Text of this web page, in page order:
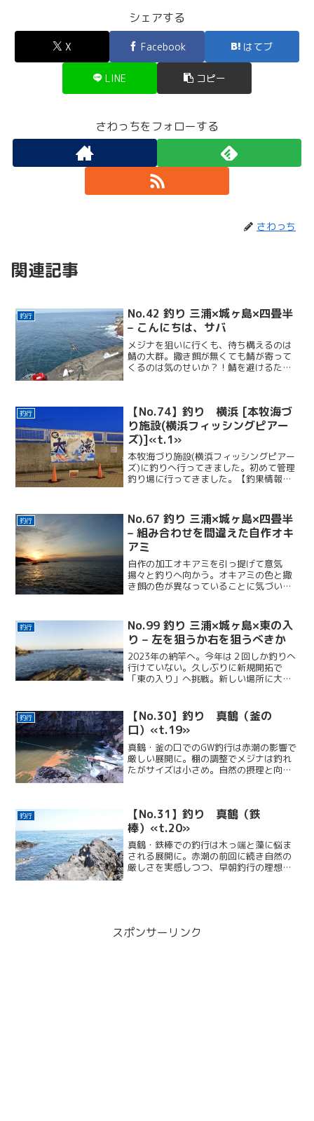
シェアする
X Facebook はてブ
LINE コピー
さわっちをフォローする
さわっち
関連記事
釣行
No.42 釣り 三浦×城ヶ島×四畳半
– こんにちは、サバ
メジナを狙いに行くも、待ち構えるのは
鯖の大群。撒き餌が無くても鯖が寄って
くるのは気のせいか？！鯖を避けるため
釣行
【No.74】釣り 横浜 [本牧海づ
り施設(横浜フィッシングピアー
ズ)]«t.1»
本牧海づり施設(横浜フィッシングピアー
ズ)に釣りへ行ってきました。初めて管理
釣り場に行ってきました。【釣果情報】
06:0007:30 16:3017:10 19:10...
釣行
No.67 釣り 三浦×城ヶ島×四畳半
– 組み合わせを間違えた自作オキ
アミ
自作の加工オキアミを引っ提げて意気
揚々と釣りへ向かう。オキアミの色と撒
き餌の色が異なっていることに気づい
き人が撮影をしていた。
釣行
No.99 釣り 三浦×城ヶ島×東の入
り – 左を狙うか右を狙うべきか
2023年の納竿へ。今年は２回しか釣りへ
行けていない。久しぶりに新規開拓で
「東の入り」へ挑戦。新しい場所に大苦
釣行
【No.30】釣り 真鶴（釜の
口）«t.19»
真鶴・釜の口でのGW釣行は赤潮の影響で
厳しい展開に。棚の調整でメジナは釣れ
たがサイズは小さめ。自然の摂理と向き
釣行
【No.31】釣り 真鶴（鉄
棒）«t.20»
真鶴・鉄棒での釣行は木っ端と藻に悩ま
される展開に。赤潮の前回に続き自然の
厳しさを実感しつつ、早朝釣行の理想的
スポンサーリンク